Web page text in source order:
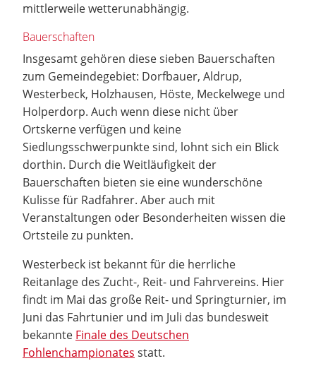
mittlerweile wetterunabhängig.
Bauerschaften
Insgesamt gehören diese sieben Bauerschaften
zum Gemeindegebiet: Dorfbauer, Aldrup,
Westerbeck, Holzhausen, Höste, Meckelwege und
Holperdorp. Auch wenn diese nicht über
Ortskerne verfügen und keine
Siedlungsschwerpunkte sind, lohnt sich ein Blick
dorthin. Durch die Weitläufigkeit der
Bauerschaften bieten sie eine wunderschöne
Kulisse für Radfahrer. Aber auch mit
Veranstaltungen oder Besonderheiten wissen die
Ortsteile zu punkten.
Westerbeck ist bekannt für die herrliche
Reitanlage des Zucht-, Reit- und Fahrvereins. Hier
findt im Mai das große Reit- und Springturnier, im
Juni das Fahrtunier und im Juli das bundesweit
bekannte Finale des Deutschen
Fohlenchampionates statt.